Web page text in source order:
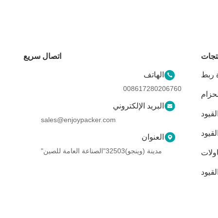
ربط
اتصال سريع
الهاتف
008617280206760
البريد الإلكتروني
sales@enjoypacker.com
العنوان
مدينة (وينجو)32503"الصناعة العامة للصين"